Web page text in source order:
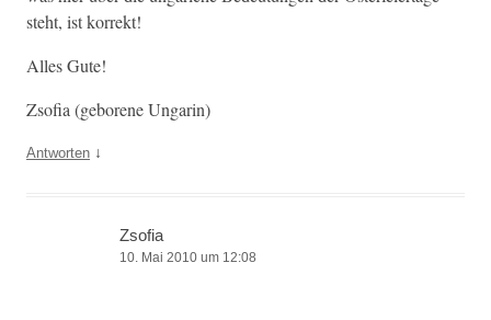
ste­ht, ist korrekt!
Alles Gute!
Zsofia (geborene Ungarin)
Antworten ↓
Zsofia
10. Mai 2010 um 12:08